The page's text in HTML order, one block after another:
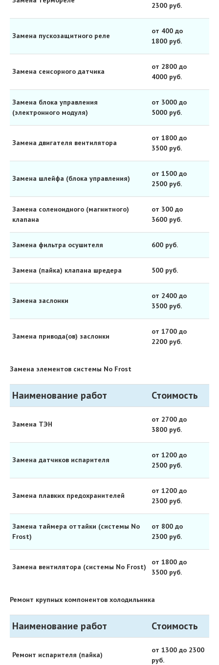
2300 руб.
Замена пускозащитного реле
от 400 до
1800 руб.
Замена сенсорного датчика
от 2800 до
4000 руб.
Замена блока управления
(электронного модуля)
от 3000 до
5000 руб.
Замена двигателя вентилятора
от 1800 до
3500 руб.
Замена шлейфа (блока управления)
от 1500 до
2500 руб.
Замена соленоидного (магнитного)
клапана
от 300 до
3600 руб.
Замена фильтра осушителя 600 руб.
Замена (пайка) клапана шредера 500 руб.
Замена заслонки
от 2400 до
3500 руб.
Замена привода(ов) заслонки
от 1700 до
2200 руб.
Замена элементов системы No Frost
Наименование работ Стоимость
Замена ТЭН
от 2700 до
3800 руб.
Замена датчиков испарителя
от 1200 до
2500 руб.
Замена плавких предохранителей
от 1200 до
2300 руб.
Замена таймера оттайки (системы No
Frost)
от 800 до
2300 руб.
Замена вентилятора (системы No Frost)
от 1800 до
3500 руб.
Ремонт крупных компонентов холодильника
Наименование работ Стоимость
Ремонт испарителя (пайка)
от 1300 до 2300
руб.